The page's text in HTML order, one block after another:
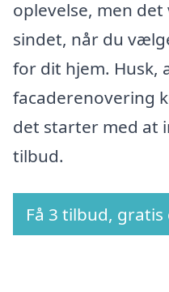
oplevelse, men
sindet, når du
for dit hjem. Husk,
facaderenovering
det starter med at
tilbud.
Få 3 tilbud,